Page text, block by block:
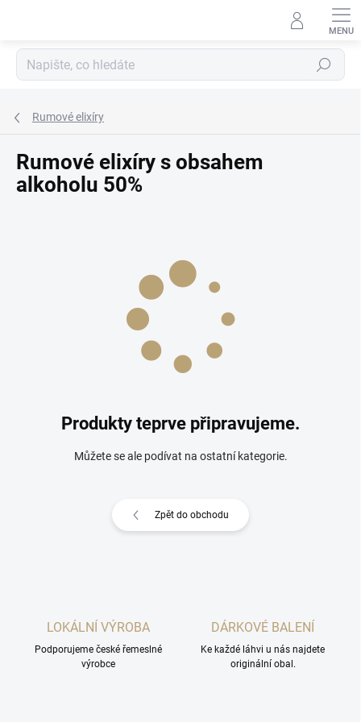
Hledat
Rumové elixíry
Rumové elixíry s obsahem
alkoholu 50%
Produkty teprve připravujeme.
Můžete se ale podívat na ostatní kategorie.
Zpět do obchodu
LOKÁLNÍ VÝROBA
Podporujeme české řemeslné
výrobce
DÁRKOVÉ BALENÍ
Ke každé láhvi u nás najdete
originální obal.